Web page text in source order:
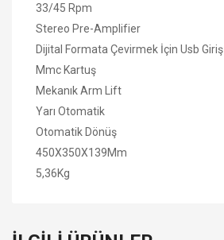
33/45 Rpm
Stereo Pre-Amplifier
Dijital Formata Çevirmek İçin Usb Giriş
Mmc Kartuş
Mekanık Arm Lift
Yarı Otomatik
Otomatik Dönüş
450X350X139Mm
5,36Kg